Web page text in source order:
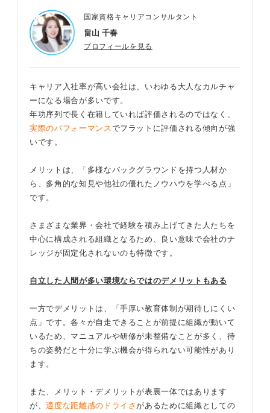
国家資格キャリアコンサルタント
畠山 千春
プロフィールを見る
キャリア入社率が高い会社は、いわゆる大人なカルチャ
ーになる場合が多いです。
年功序列で長く在籍していれば評価されるのではなく、
実際のパフォーマンス でフラットに評価される傾向が強
いです。
メリットは、「多様なバックグラウンドを持つ人材か
ら、多角的な知見や他社の優れたノウハウを学べる点」
です。
さまざまな業界・会社で経験を積み上げてきた人たちを
中心に構成される組織となるため、良い意味で会社のナ
レッジが固定化されないのも特徴です。
自立した人間が多い環境ならではのデメリットもある
一方でデメリットは、「手厚い教育体制が期待しにくい
点」です。各々が自走できることが前提に組織が動いて
いるため、マニュアルや研修が未整備なことが多く、待
ちの姿勢だと十分に学ぶ機会が得られない可能性があり
ます。
また、メリット・デメリットが表裏一体ではあります
が、適度な距離感のドライさがあるために組織としての